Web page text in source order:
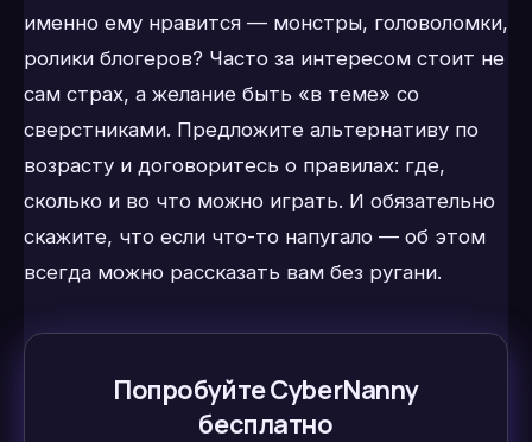
именно ему нравится — монстры, головоломки,
ролики блогеров? Часто за интересом стоит не
сам страх, а желание быть «в теме» со
сверстниками. Предложите альтернативу по
возрасту и договоритесь о правилах: где,
сколько и во что можно играть. И обязательно
скажите, что если что-то напугало — об этом
всегда можно рассказать вам без ругани.
Попробуйте CyberNanny
бесплатно